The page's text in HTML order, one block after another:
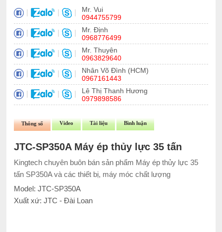
| | |
Mr. Vui
0944755799
| | |
Mr. Định
0968776499
| | |
Mr. Thuyên
0963829640
| | |
Nhân Võ Đình (HCM)
0967161443
| | |
Lê Thị Thanh Hương
0979898586
Thông số Video Tài liệu Bình luận
JTC-SP350A Máy ép thủy lực 35 tấn
Kingtech chuyên buôn bán sản phẩm Máy ép thủy lực 35
tấn SP350A và các thiết bị, máy móc chất lượng
Model: JTC-SP350A
Xuất xứ: JTC - Đài Loan